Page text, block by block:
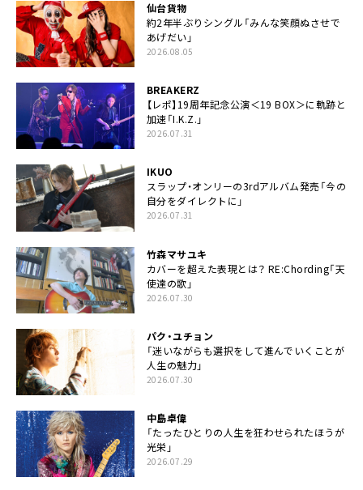
仙台貨物
約2年半ぶりシングル「みんな笑顔ぬさせで
あげだい」
2026.08.05
BREAKERZ
【レポ】19周年記念公演＜19 BOX＞に軌跡と
加速「I.K.Z.」
2026.07.31
IKUO
スラップ・オンリーの3rdアルバム発売「今の
自分をダイレクトに」
2026.07.31
竹森マサユキ
カバーを超えた表現とは？ RE:Chording「天
使達の歌」
2026.07.30
パク・ユチョン
「迷いながらも選択をして進んでいくことが
人生の魅力」
2026.07.30
中島卓偉
「たったひとりの人生を狂わせられたほうが
光栄」
2026.07.29